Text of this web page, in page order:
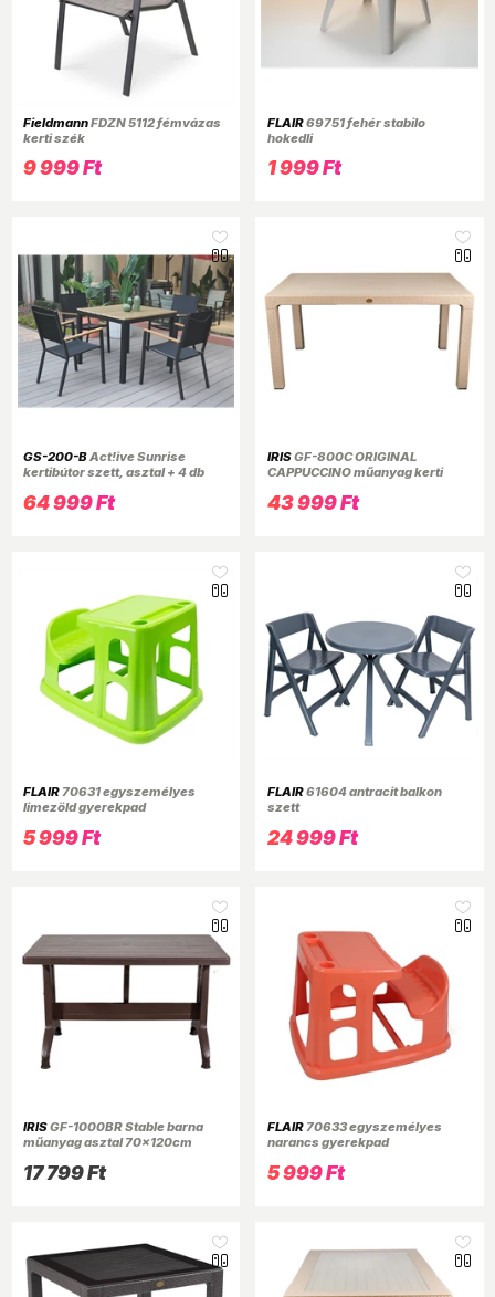
FieldmannFDZN 5112 fémvázas
kerti szék
9 999 Ft
FLAIR69751 fehér stabilo
hokedli
1 999 Ft
GS-200-BAct!ive Sunrise
kertibútor szett, asztal + 4 db
64 999 Ft
IRISGF-800C ORIGINAL
CAPPUCCINO műanyag kerti
43 999 Ft
FLAIR70631 egyszemélyes
limezöld gyerekpad
5 999 Ft
FLAIR61604 antracit balkon
szett
24 999 Ft
IRISGF-1000BR Stable barna
műanyag asztal 70x120cm
17 799 Ft
FLAIR70633 egyszemélyes
narancs gyerekpad
5 999 Ft